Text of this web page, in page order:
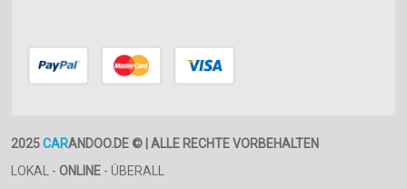
2025CARANDOO.DE © | ALLE RECHTE VORBEHALTEN
LOKAL - ONLINE - ÜBERALL